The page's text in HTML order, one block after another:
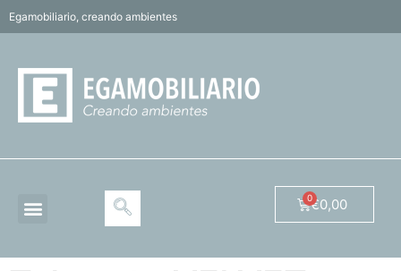
Egamobiliario, creando ambientes
€0,00